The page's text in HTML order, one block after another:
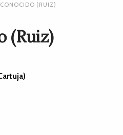
(RUIZ)
(Ruiz)